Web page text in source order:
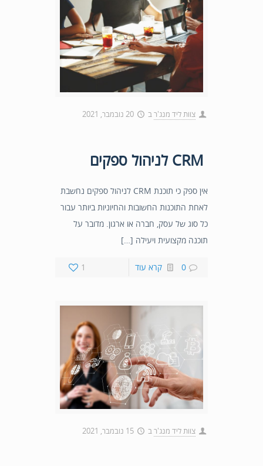
צוות ליד מנג'רב 20 נובמבר, 2021
אין ספק כי תוכנת CRM לניהול ספקים נחשבת
לאחת התוכנות החשובות והחיוניות ביותר עבור
כל סוג של עסק, חברה או ארגון. מדובר על
תוכנה מקצועית ויעילה […]
1 0 קרא עוד
צוות ליד מנג'רב 15 נובמבר, 2021